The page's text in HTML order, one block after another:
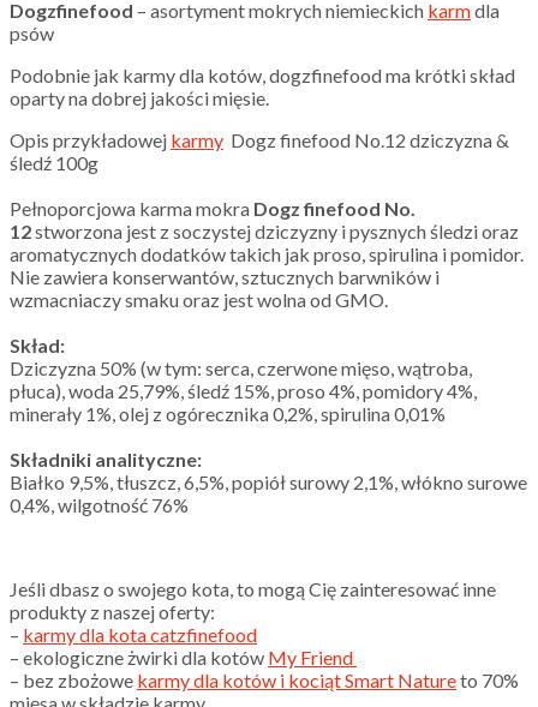
Dogzfinefood – asortyment mokrych niemieckich karmdla
psów
Podobnie jak karmy dla kotów, dogzfinefood ma krótki skład
oparty na dobrej jakości mięsie.
Opis przykładowej karmy Dogz finefood No.12 dziczyzna &
śledź 100g
Pełnoporcjowa karma mokra Dogz finefood No.
12stworzona jest z soczystej dziczyzny i pysznych śledzi oraz
aromatycznych dodatków takich jak proso, spirulina i pomidor.
Nie zawiera konserwantów, sztucznych barwników i
wzmacniaczy smaku oraz jest wolna od GMO.
Skład:
Dziczyzna 50% (w tym: serca, czerwone mięso, wątroba,
płuca), woda 25,79%, śledź 15%, proso 4%, pomidory 4%,
minerały 1%, olej z ogórecznika 0,2%, spirulina 0,01%
Składniki analityczne:
Białko 9,5%, tłuszcz, 6,5%, popiół surowy 2,1%, włókno surowe
0,4%, wilgotność 76%
Jeśli dbasz o swojego kota, to mogą Cię zainteresować inne
produkty z naszej oferty:
– karmy dla kota catzfinefood
– ekologiczne żwirki dla kotów My Friend
– bez zbożowe karmy dla kotów i kociąt Smart Natureto 70%